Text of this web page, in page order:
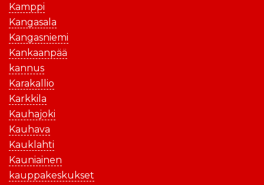
Kamppi
Kangasala
Kangasniemi
Kankaanpää
kannus
Karakallio
Karkkila
Kauhajoki
Kauhava
Kauklahti
Kauniainen
kauppakeskukset